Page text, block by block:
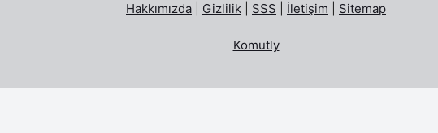
Hakkımızda Gizlilik SSS İletişim Sitemap
Komutly